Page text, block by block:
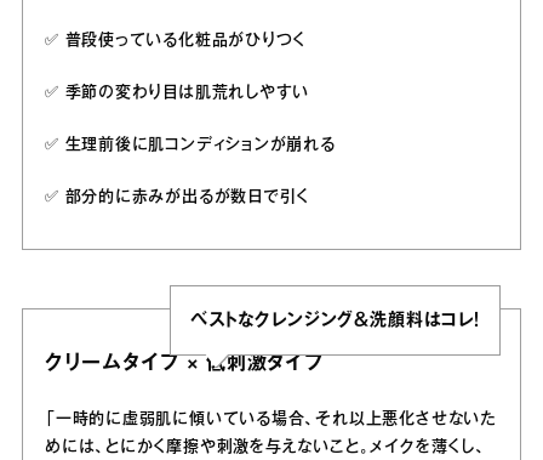
✅️ 普段使っている化粧品がひりつく
✅️ 季節の変わり目は肌荒れしやすい
✅️ 生理前後に肌コンディションが崩れる
✅️ 部分的に赤みが出るが数日で引く
ベストなクレンジング＆洗顔料はコレ！
クリームタイプ × 低刺激タイプ
「一時的に虚弱肌に傾いている場合、それ以上悪化させないた
めには、とにかく摩擦や刺激を与えないこと。メイクを薄くし、